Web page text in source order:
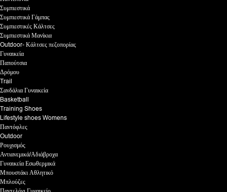
Συμπιεστικά
Συμπιεστικά Γάμπας
Συμπιεστικές Κάλτσες
Συμπιεστικά Μανίκια
Outdoor- Κάλτσες πεζοπορίας
Γυναικεία
Παπούτσια
Δρόμου
Trail
Σανδάλια Γυναικεία
Basketball
Training Shoes
Lifestyle shoes Womens
Παντόφλες
Outdoor
Ρουχισμός
Αντιανεμικά/Αδιάβροχα
Γυναικεία Εσωθερμικά
Μπουστάκι Αθλητικό
Μπλούζες